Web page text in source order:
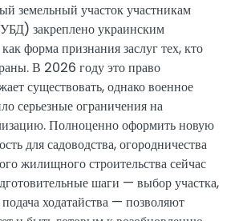
земельный участок участникам
закреплено украинским
форма признания заслуг тех, кто
В 2026 году это право
существовать, однако военное
серьезные ограничения на
Полноценно оформить новую
для садоводства, огородничества
жилищного строительства сейчас
шаги — выбор участка,
ходатайства — позволяют